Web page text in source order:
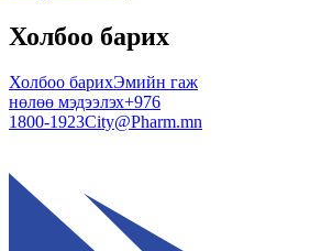
Холбоо барих
Холбоо барихЭмийн гаж
нөлөө мэдээлэх+976
1800-1923City@Pharm.mn